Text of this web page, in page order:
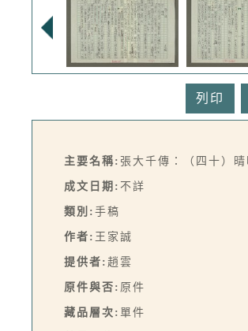
列印
主要名稱: 張大千傳：（四十）晴
成文日期: 不詳
類別: 手稿
作者: 王家誠
提供者: 趙雲
原件與否: 原件
藏品層次: 單件